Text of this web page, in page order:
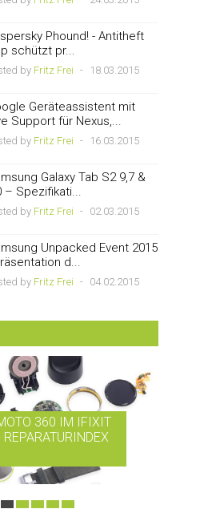
Phound! - Antitheft
schützt pr...
by Fritz Frei - 18.03.2015
Geräteassistent mit
Support für Nexus,...
by Fritz Frei - 16.03.2015
Galaxy Tab S2 9,7 &
– Spezifikati...
by Fritz Frei - 02.03.2015
Unpacked Event 2015
d...
by Fritz Frei - 04.02.2015
360 IM IFIXIT